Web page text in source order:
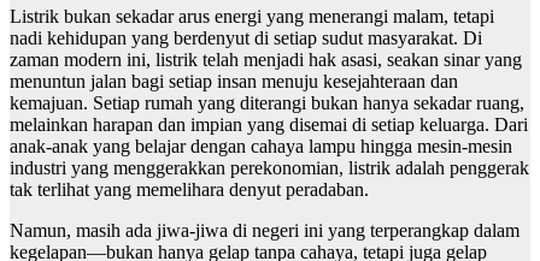
Listrik bukan sekadar arus energi yang menerangi malam, tetapi
nadi kehidupan yang berdenyut di setiap sudut masyarakat. Di
zaman modern ini, listrik telah menjadi hak asasi, seakan sinar yang
menuntun jalan bagi setiap insan menuju kesejahteraan dan
kemajuan. Setiap rumah yang diterangi bukan hanya sekadar ruang,
melainkan harapan dan impian yang disemai di setiap keluarga. Dari
anak-anak yang belajar dengan cahaya lampu hingga mesin-mesin
industri yang menggerakkan perekonomian, listrik adalah penggerak
tak terlihat yang memelihara denyut peradaban.
Namun, masih ada jiwa-jiwa di negeri ini yang terperangkap dalam
kegelapan—bukan hanya gelap tanpa cahaya, tetapi juga gelap